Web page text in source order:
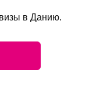
в Данию.